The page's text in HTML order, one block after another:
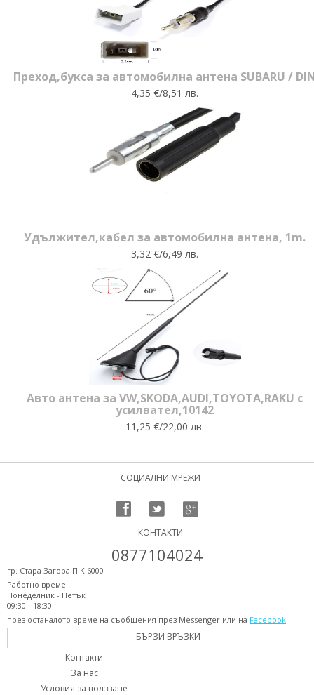
Преход,букса за автомобилна антена SUBARU /
4,35 €/8,51 лв.
Удължител,кабел за автомобилна антена, 1m.
3,32 €/6,49 лв.
Авто антена за VW,SKODA,AUDI,TOYOTA,RAKU с
усилвател,10142
11,25 €/22,00 лв.
СОЦИАЛНИ МРЕЖИ
КОНТАКТИ
0877104024
гр. Стара Загора П.К 6000
Работно време:
Понеделник - Петък
09:30 - 18:30
през останалото време на съобщения през Messenger или на Facebook
БЪРЗИ ВРЪЗКИ
Контакти
За нас
Условия за ползване